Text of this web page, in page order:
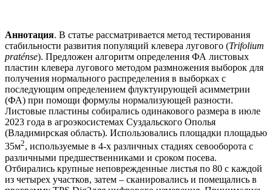
Аннотация. В статье рассматривается метод тестирования
стабильности развития популяций клевера лугового (Trifolium
praténse). Предложен алгоритм определения ФА листовых
пластин клевера лугового методом размножения выборок для
получения нормального распределения в выборках с
последующим определением флуктуирующей асимметрии
(ФА) при помощи формулы нормализующей разности.
Листовые пластины собирались одинакового размера в июле
2023 года в агроэкосистемах Суздальского Ополья
(Владимирская область). Использовались площадки площадью
35м2, используемые в 4-х различных стадиях севооборота с
различными предшественниками и сроком посева.
Отбирались крупные неповрежденные листья по 80 с каждой
из четырех участков, затем – сканировались и помещались в